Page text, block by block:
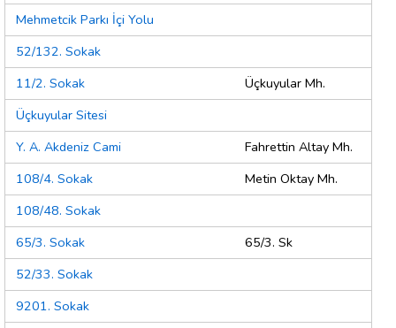
Mehmetcik Parkı İçi Yolu
52/132. Sokak
11/2. Sokak
Üçkuyular Mh.
Üçkuyular Sitesi
Y. A. Akdeniz Cami
Fahrettin Altay Mh.
108/4. Sokak
Metin Oktay Mh.
108/48. Sokak
65/3. Sokak
65/3. Sk
52/33. Sokak
9201. Sokak